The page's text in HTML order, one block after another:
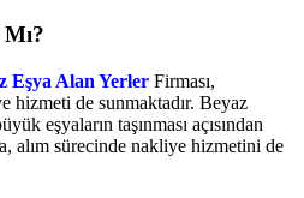
Eşya Alan Yerler Firması,
hizmeti de sunmaktadır. Beyaz
eşyaların taşınması açısından
alım sürecinde nakliye hizmetini de